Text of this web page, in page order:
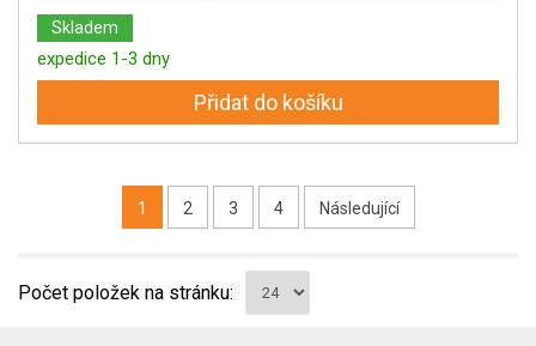
Skladem
expedice 1-3 dny
Přidat do košíku
1 2 3 4 Následující
Počet položek na stránku: